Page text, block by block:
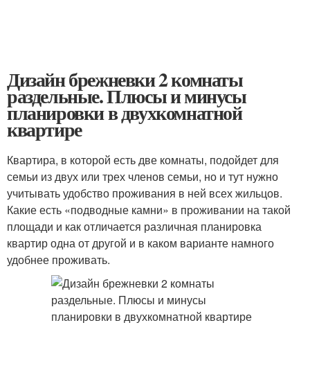
Дизайн брежневки 2 комнаты
раздельные. Плюсы и минусы
планировки в двухкомнатной
квартире
Квартира, в которой есть две комнаты, подойдет для
семьи из двух или трех членов семьи, но и тут нужно
учитывать удобство проживания в ней всех жильцов.
Какие есть «подводные камни» в проживании на такой
площади и как отличается различная планировка
квартир одна от другой и в каком варианте намного
удобнее проживать.